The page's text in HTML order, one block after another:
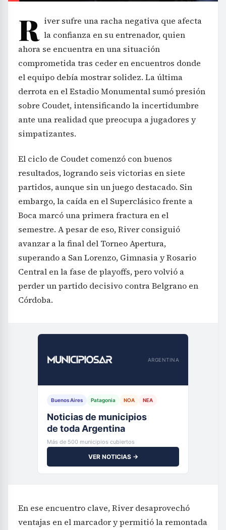
R iver sufre una racha negativa que afecta
la confianza en su entrenador, quien
ahora se encuentra en una situación
comprometida tras ceder en encuentros donde
el equipo debía mostrar solidez. La última
derrota en el Estadio Monumental sumó presión
sobre Coudet, intensificando la incertidumbre
ante una realidad que preocupa a jugadores y
simpatizantes.
El ciclo de Coudet comenzó con buenos
resultados, logrando seis victorias en siete
partidos, aunque sin un juego destacado. Sin
embargo, la caída en el Superclásico frente a
Boca marcó una primera fractura en el
semestre. A pesar de eso, River consiguió
avanzar a la final del Torneo Apertura,
superando a San Lorenzo, Gimnasia y Rosario
Central en la fase de playoffs, pero volvió a
perder un partido decisivo contra Belgrano en
Córdoba.
ARGENTINA
Buenos Aires Patagonia NOA NEA
Noticias de municipios
de toda Argentina
Más de 500 municipios cubiertos
VER NOTICIAS →
En ese encuentro clave, River desaprovechó
ventajas en el marcador y permitió la remontada